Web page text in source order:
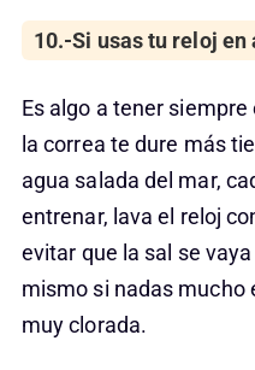
10.-Si usas tu reloj
Es algo a tener
la correa te dure más
agua salada del mar,
entrenar, lava el reloj
evitar que la sal se
mismo si nadas mucho
muy clorada.